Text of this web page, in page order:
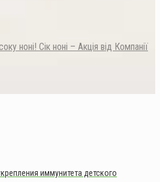
ноні! Сік ноні – Акція від Компанії
иммунитета детского